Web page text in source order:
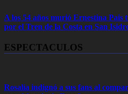
A los 54 años murió Ernestina Pais
por el Tren de la Costa en San
ESPECTACULOS
Rosalía indignó a sus fans al